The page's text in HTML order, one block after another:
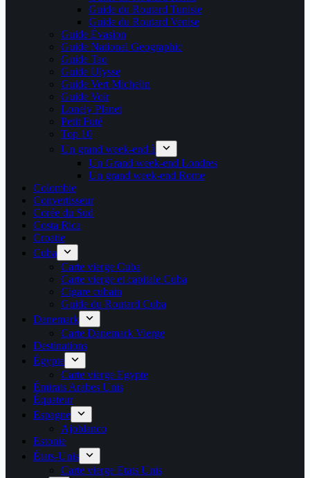
Guide du Routard Tunisie
Guide du Routard Venise
Guide Évasion
Guide National Geographic
Guide Tao
Guide Ulysse
Guide Vert Michelin
Guide Voir
Lonely Planet
Petit Futé
Top 10
Un grand week-end à
Un Grand week-end Londres
Un grand week-end Rome
Colombie
Convertisseur
Corée du Sud
Costa Rica
Croatie
Cuba
Carte vierge Cuba
Carte vierge et capitale Cuba
Cigare cubain
Guide du Routard Cuba
Danemark
Carte Danemark Vierge
Destinations
Égypte
Carte vierge Egypte
Émirats Arabes Unis
Équateur
Espagne
Ajoblanco
Estonie
États-Unis
Carte vierge Etats Unis